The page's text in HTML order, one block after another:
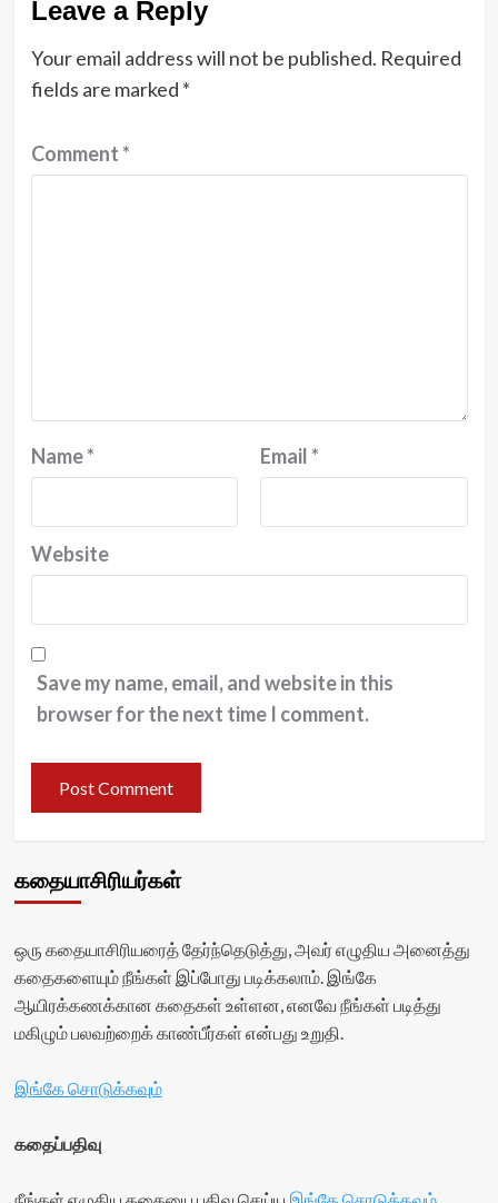
Leave a Reply
Your email address will not be published. Required
fields are marked *
Comment*
Name* Email*
Website
Save my name, email, and website in this
browser for the next time I comment.
கதையாசிரியர்கள்
ஒரு கதையாசிரியரைத் தேர்ந்தெடுத்து, அவர் எழுதிய அனைத்து
கதைகளையும் நீங்கள் இப்போது படிக்கலாம். இங்கே
ஆயிரக்கணக்கான கதைகள் உள்ளன, எனவே நீங்கள் படித்து
மகிழும் பலவற்றைக் காண்பீர்கள் என்பது உறுதி.
இங்கே சொடுக்கவும்
கதைப்பதிவு